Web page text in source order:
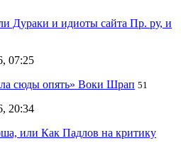
Дураки и идиоты сайта Пр. ру, и
07:25
сюды опять» Воки Шрап 51
20:34
или Как Падлов на критику